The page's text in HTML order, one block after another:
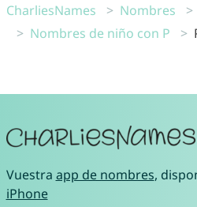
CharliesNames Nombres
Nombres de niño con P
Vuestra app de nombres,
iPhone